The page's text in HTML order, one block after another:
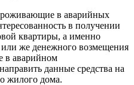
в аварийных
в получении
квартиры, а именно
же денежного возмещения
в аварийном
данные средства на
жилого дома.